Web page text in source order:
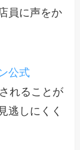
員に声をか
公式
れることが
逃しにくく